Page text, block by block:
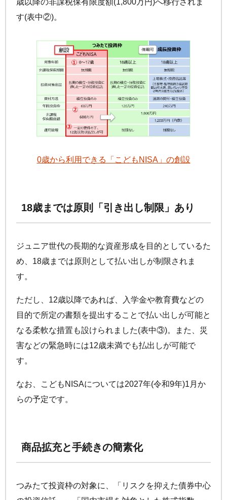
歳以降の非課税保有限度額(1,800万円)へ移行されま
す(表中②)。
0歳から利用できる「こどもNISA」の創設
18歳までは原則「引き出し制限」あり
ジュニア世代の長期的な資産形成を目的としているた
め、18歳までは原則として払い出しが制限されま
す。
ただし、12歳以降であれば、入学金や教育費などの
目的で所定の書類を提出することで払い出しが可能と
なる柔軟な措置も設けられました(表中③)。また、災
害などの緊急時には12歳未満でも払出しが可能で
す。
なお、こどもNISAについては2027年(令和9年)1月か
らの予定です。
商品拡充と手続きの簡素化
つみたて投資枠の対象に、「リスクを抑えた債券中心